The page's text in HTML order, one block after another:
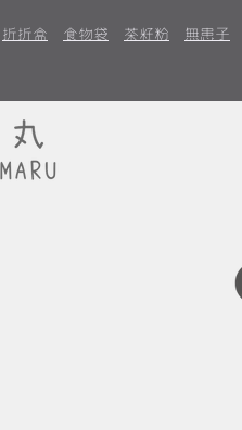
折折盒 食物袋 茶籽粉 無患子